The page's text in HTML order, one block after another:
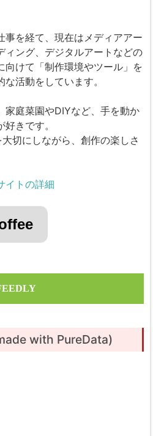
事を経て、現在はメディアアー
ィング、デジタルアートなどの
向けて「制作環境やツール」を
活動をしています。
家庭菜園やDIYなど、手を動か
きです。
切にしながら、創作の楽しさ
イトの詳細
with PureData)